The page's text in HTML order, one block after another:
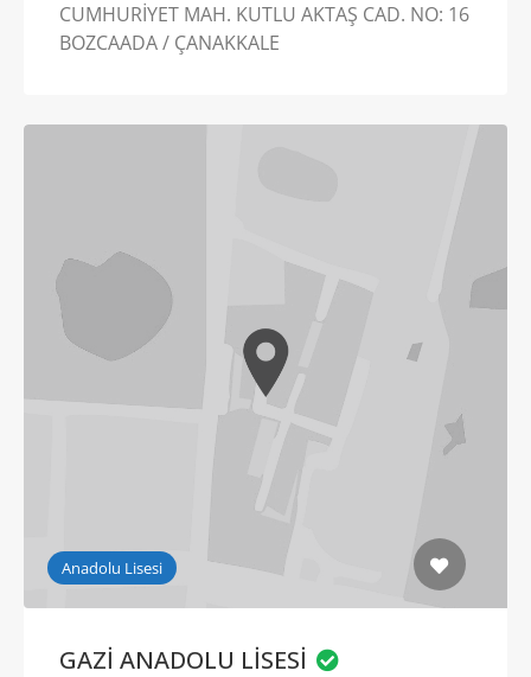
CUMHURİYET MAH. KUTLU AKTAŞ CAD. NO: 16
BOZCAADA / ÇANAKKALE
Anadolu Lisesi
GAZİ ANADOLU LİSESİ